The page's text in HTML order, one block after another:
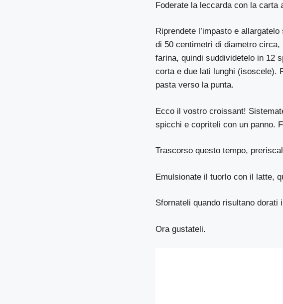
Foderate la leccarda con la carta
Riprendete l’impasto e
di 50 centimetri di diametro
farina, quindi suddividetelo in 12
corta e due lati lunghi (isoscele).
pasta verso la punta.
Ecco il vostro croissant!
spicchi e copriteli con un panno.
Trascorso questo tempo,
Emulsionate il tuorlo con il latte,
Sfornateli quando risultano
Ora gustateli.